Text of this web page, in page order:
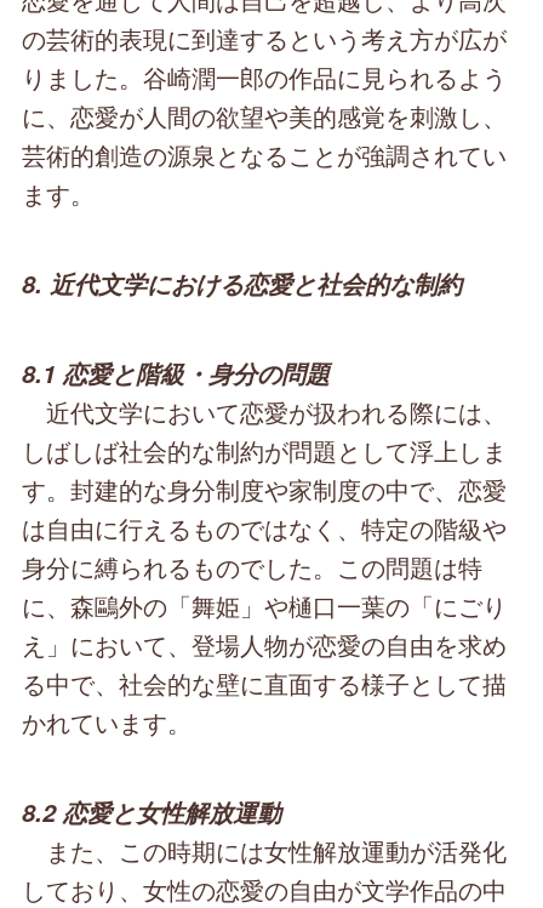
の芸術的表現に到達するという考え方が広が
りました。谷崎潤一郎の作品に見られるよう
に、恋愛が人間の欲望や美的感覚を刺激し、
芸術的創造の源泉となることが強調されてい
ます。
8. 近代文学における恋愛と社会的な制約
8.1 恋愛と階級・身分の問題
近代文学において恋愛が扱われる際には、
しばしば社会的な制約が問題として浮上しま
す。封建的な身分制度や家制度の中で、恋愛
は自由に行えるものではなく、特定の階級や
身分に縛られるものでした。この問題は特
に、森鷗外の「舞姫」や樋口一葉の「にごり
え」において、登場人物が恋愛の自由を求め
る中で、社会的な壁に直面する様子として描
かれています。
8.2 恋愛と女性解放運動
また、この時期には女性解放運動が活発化
しており、女性の恋愛の自由が文学作品の中